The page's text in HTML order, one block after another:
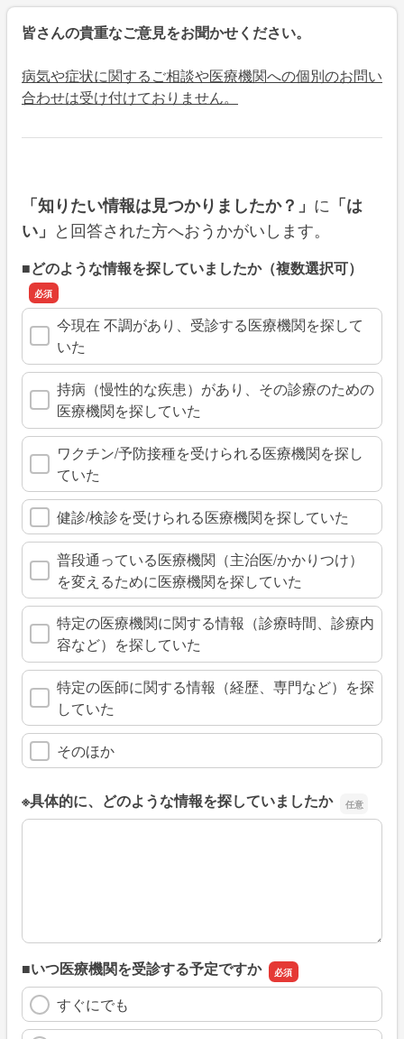
皆さんの貴重なご意見をお聞かせください。
病気や症状に関するご相談や医療機関への個別のお問い
合わせは受け付けておりません。
「知りたい情報は見つかりましたか？」 に 「は
い」 と回答された方へおうかがいします。
■どのような情報を探していましたか（複数選択可）
今現在 不調があり、受診する医療機関を探して
いた
持病（慢性的な疾患）があり、その診療のための
医療機関を探していた
ワクチン/予防接種を受けられる医療機関を探し
ていた
健診/検診を受けられる医療機関を探していた
普段通っている医療機関（主治医/かかりつけ）
を変えるために医療機関を探していた
特定の医療機関に関する情報（診療時間、診療内
容など）を探していた
特定の医師に関する情報（経歴、専門など）を探
していた
そのほか
※具体的に、どのような情報を探していましたか
※具体的に、どのような情報を探していましたか
■いつ医療機関を受診する予定ですか
すぐにでも